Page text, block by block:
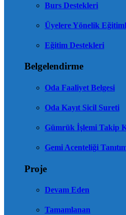
Burs Destekleri
Üyelere Yönelik
Eğitim Destekleri
Belgelendirme
Oda Faaliyet Belgesi
Oda Kayıt Sicil Sureti
Gümrük İşlemi Takip
Gemi Acenteliği
Proje
Devam Eden
Tamamlanan